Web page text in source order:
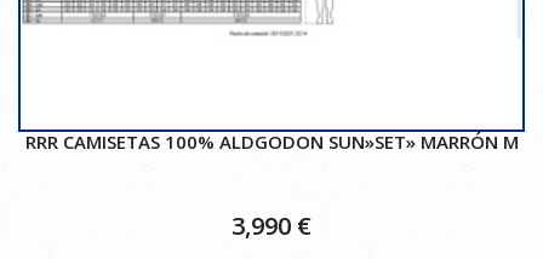
RRR CAMISETAS 100% ALDGODON SUN»SET» MARRÓN M
3,990 €